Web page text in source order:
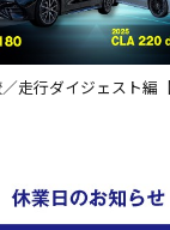
走行ダイジェスト編【